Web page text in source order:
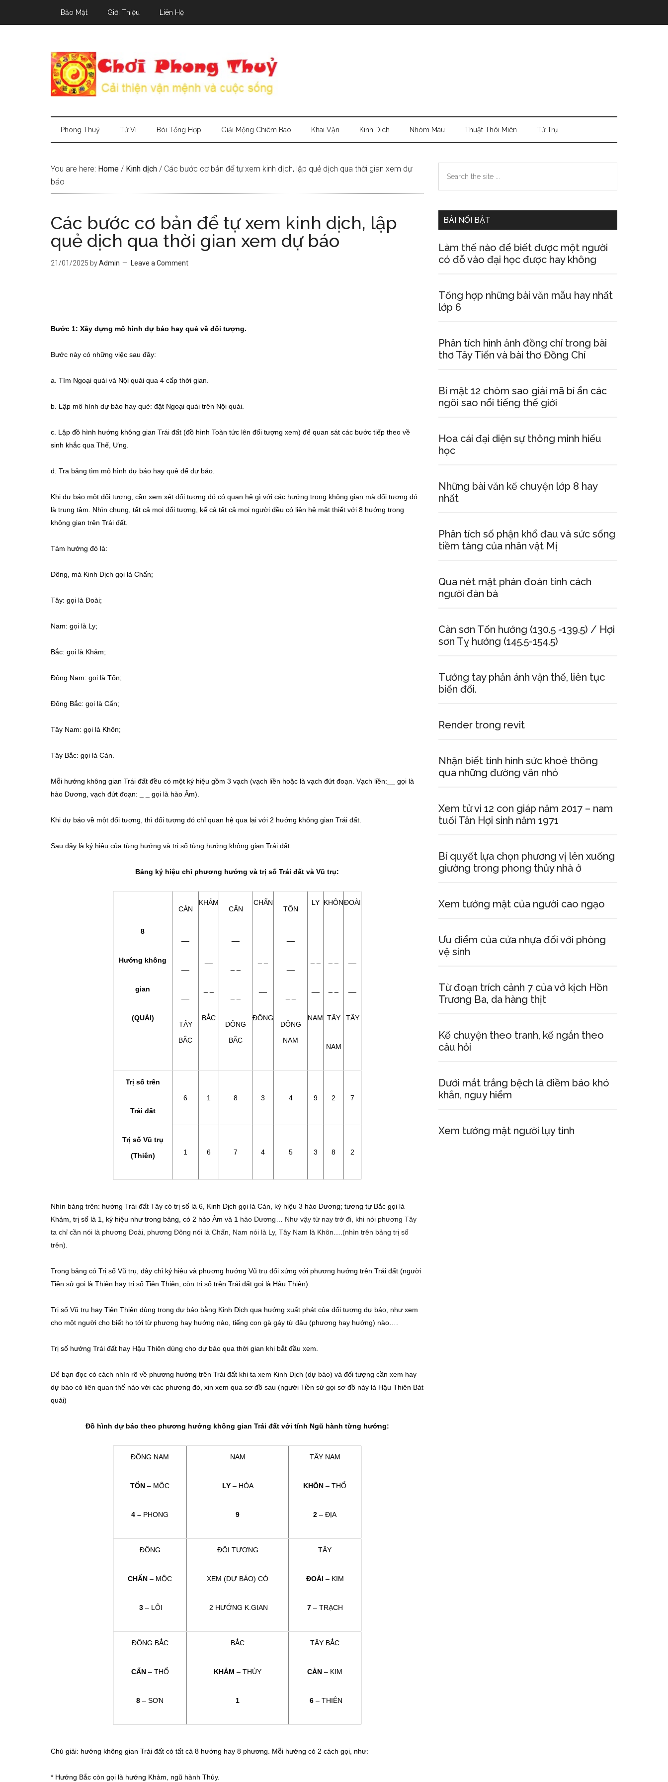
Bảo Mật Giới Thiệu Liên Hệ
Phong Thuỷ Tử Vi Bói Tổng Hợp Giải Mộng Chiêm Bao Khai Vận Kinh Dịch Nhóm Máu Thuật Thôi Miên Tứ Trụ
You are here: Home / Kinh dịch / Các bước cơ bản để tự xem kinh dịch, lập quẻ dịch qua thời gian xem dự
báo
Các bước cơ bản để tự xem kinh dịch, lập
quẻ dịch qua thời gian xem dự báo
21/01/2025 byAdmin Leave a Comment
Bước 1: Xây dựng mô hình dự báo hay quẻ về đối tượng.
Bước này có những việc sau đây:
a. Tìm Ngoại quái và Nội quái qua 4 cấp thời gian.
b. Lập mô hình dự báo hay quẻ: đặt Ngoại quái trên Nội quái.
c. Lập đồ hình hướng không gian Trái đất (đồ hình Toàn tức lên đối tượng xem) để quan sát các bước tiếp theo về
sinh khắc qua Thế, Ưng.
d. Tra bảng tìm mô hình dự báo hay quẻ để dự báo.
Khi dự báo một đối tượng, cần xem xét đối tượng đó có quan hệ gì với các hướng trong không gian mà đối tượng đó
là trung tâm. Nhìn chung, tất cả mọi đối tượng, kể cả tất cả mọi người đều có liên hệ mật thiết với 8 hướng trong
không gian trên Trái đất.
Tám hướng đó là:
Đông, mà Kinh Dịch gọi là Chấn;
Tây: gọi là Đoài;
Nam: gọi là Ly;
Bắc: gọi là Khảm;
Đông Nam: gọi là Tốn;
Đông Bắc: gọi là Cấn;
Tây Nam: gọi là Khôn;
Tây Bắc: gọi là Càn.
Mỗi hướng không gian Trái đất đều có một ký hiệu gồm 3 vạch (vạch liền hoặc là vạch đứt đoạn. Vạch liền:__ gọi là
hào Dương, vạch đứt đoạn: _ _ gọi là hào Âm).
Khi dự báo về một đối tượng, thì đối tượng đó chỉ quan hệ qua lại với 2 hướng không gian Trái đất.
Sau đây là ký hiệu của từng hướng và trị số từng hướng không gian Trái đất:
Bảng ký hiệu chỉ phương hướng và trị số Trái đất và Vũ trụ:
8
Hướng không
gian
(QUÁI)
CÀN
TÂY
BẮC
KHẢM
BẮC
CẤN
ĐÔNG
BẮC
CHẤN
ĐÔNG
TỐN
ĐÔNG
NAM
LY
NAM
KHÔN
TÂY
NAM
ĐOÀI
TÂY
Trị số trên
Trái đất
Trị số Vũ trụ
(Thiên)
6 1 8 3 4 9 2 7
1 6 7 4 5 3 8 2
Nhìn bảng trên: hướng Trái đất Tây có trị số là 6, Kinh Dịch gọi là Càn, ký hiệu 3 hào Dương; tương tự Bắc gọi là
Khảm, trị số là 1, ký hiệu như trong bảng, có 2 hào Âm và 1 hào Dương… Như vậy từ nay trở đi, khi nói phương Tây
ta chỉ cần nói là phương Đoài, phương Đông nói là Chấn, Nam nói là Ly, Tây Nam là Khôn….(nhìn trên bảng trị số
trên).
Trong bảng có Trị số Vũ trụ, đây chỉ ký hiệu và phương hướng Vũ trụ đối xứng với phương hướng trên Trái đất (người
Tiền sử gọi là Thiên hay trị số Tiên Thiên, còn trị số trên Trái đất gọi là Hậu Thiên).
Trị số Vũ trụ hay Tiên Thiên dùng trong dự báo bằng Kinh Dịch qua hướng xuất phát của đối tượng dự báo, như xem
cho một người cho biết họ tới từ phương hay hướng nào, tiếng con gà gáy từ đâu (phương hay hướng) nào….
Trị số hướng Trái đất hay Hậu Thiên dùng cho dự báo qua thời gian khi bắt đầu xem.
Để bạn đọc có cách nhìn rõ về phương hướng trên Trái đất khi ta xem Kinh Dịch (dự báo) và đối tượng cần xem hay
dự báo có liên quan thế nào với các phương đó, xin xem qua sơ đồ sau (người Tiền sử gọi sơ đồ này là Hậu Thiên Bát
quái)
Đồ hình dự báo theo phương hướng không gian Trái đất với tính Ngũ hành từng hướng:
ĐÔNG NAM
TỐN – MỘC
4 – PHONG
NAM
LY– HỎA
9
TÂY NAM
KHÔN – THỔ
2 – ĐỊA
ĐÔNG
CHẤN – MỘC
3 – LÔI
ĐỐI TƯỢNG
XEM (DỰ BÁO) CÓ
2 HƯỚNG K.GIAN
TÂY
ĐOÀI – KIM
7– TRẠCH
ĐÔNG BẮC
CẤN – THỔ
8 – SƠN
BẮC
KHẢM – THỦY
1
TÂY BẮC
CÀN – KIM
6– THIÊN
Chú giải: hướng không gian Trái đất có tất cả 8 hướng hay 8 phương. Mỗi hướng có 2 cách gọi, như:
* Hướng Bắc còn gọi là hướng Khảm, ngũ hành Thủy.
Primary
Sidebar
the
BÀI NỔI BẬT
Làm thế nào để biết được một người
có đỗ vào đại học được hay không
Tổng hợp những bài văn mẫu hay nhất
lớp 6
Phân tích hình ảnh đồng chí trong bài
thơ Tây Tiến và bài thơ Đồng Chí
Bí mật 12 chòm sao giải mã bí ẩn các
ngôi sao nổi tiếng thế giới
Hoa cái đại diện sự thông minh hiếu
học
Những bài văn kể chuyện lớp 8 hay
nhất
Phân tích số phận khổ đau và sức sống
tiềm tàng của nhân vật Mị
Qua nét mặt phán đoán tính cách
người đàn bà
Càn sơn Tốn hướng (130.5 -139.5) / Hợi
sơn Tỵ hướng (145.5-154.5)
Tướng tay phản ánh vận thế, liên tục
biến đổi.
Render trong revit
Nhận biết tình hình sức khoẻ thông
qua những đường vân nhỏ
Xem tử vi 12 con giáp năm 2017 – nam
tuổi Tân Hợi sinh năm 1971
Bí quyết lựa chọn phương vị lên xuống
giường trong phong thủy nhà ở
Xem tướng mặt của người cao ngạo
Ưu điểm của cửa nhựa đối với phòng
vệ sinh
Từ đoạn trích cảnh 7 của vở kịch Hồn
Trương Ba, da hàng thịt
Kể chuyện theo tranh, kể ngắn theo
câu hỏi
Dưới mắt trắng bệch là điềm báo khó
khắn, nguy hiểm
Xem tướng mặt người lụy tình